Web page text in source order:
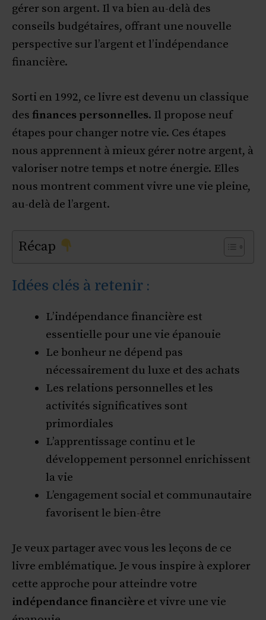
gérer son argent. Il va bien au-delà des
conseils budgétaires, offrant une nouvelle
perspective sur l’argent et l’indépendance
financière.
Sorti en 1992, ce livre est devenu un classique
des finances personnelles. Il propose neuf
étapes pour changer notre vie. Ces étapes
nous apprennent à mieux gérer notre argent, à
valoriser notre temps et notre énergie. Elles
nous montrent comment vivre une vie pleine,
au-delà de l’argent.
Récap
Idées clés à retenir :
L’indépendance financière est
essentielle pour une vie épanouie
Le bonheur ne dépend pas
nécessairement du luxe et des achats
Les relations personnelles et les
activités significatives sont
primordiales
L’apprentissage continu et le
développement personnel enrichissent
la vie
L’engagement social et communautaire
favorisent le bien-être
Je veux partager avec vous les leçons de ce
livre emblématique. Je vous inspire à explorer
cette approche pour atteindre votre
indépendance financière et vivre une vie